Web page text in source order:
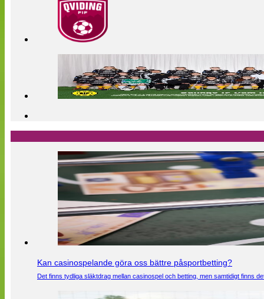
Kan casinospelande göra oss bättre påsportbetting?
Det finns tydliga släktdrag mellan casinospel och betting, men samtidigt finns